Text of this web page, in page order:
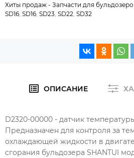
Хиты продаж - Запчасти для
SD16 SD16 SD23 SD22 SD32
ОПИСАНИЕ
D2320-00000 - датчик
Предназначен для контроля за
охлаждающей жидкости в
сгорания бульдозера SHANTUI